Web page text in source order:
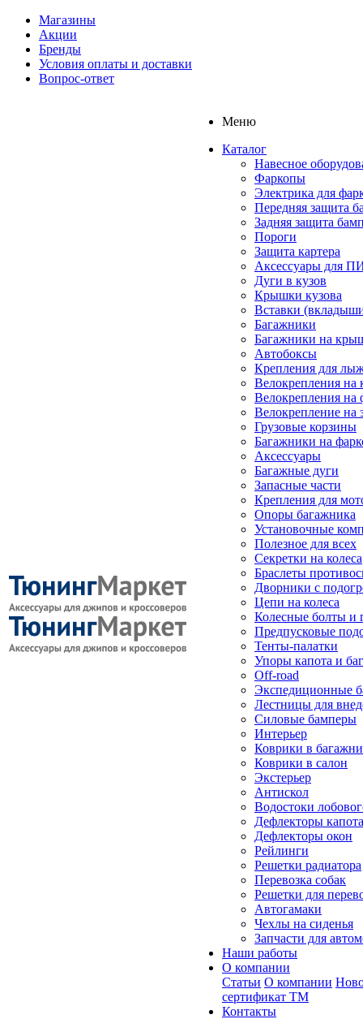
Магазины
Акции
Бренды
Условия оплаты и доставки
Вопрос-ответ
Меню
Каталог
Навесное
Фаркопы
Электрика для
Передняя защита
Задняя защита
Пороги
Защита картера
Аксессуары для
Дуги в кузов
Крышки кузова
Вставки
Багажники
Багажники на
Автобоксы
Крепления для
Велокрепления
Велокрепления на
Велокрепление на
Грузовые корзины
Багажники на
Аксессуары
Багажные дуги
Запасные части
Крепления для
Опоры багажника
Установочные
Полезное для всех
Секретки на колеса
Браслеты
Дворники с
Цепи на колеса
Колесные болты и
Предпусковые
Тенты-палатки
Упоры капота и
Off-road
Экспедиционные
Лестницы для
Силовые бамперы
Интерьер
Коврики в
Коврики в салон
Экстерьер
Антискол
Водостоки
Дефлекторы капота
Дефлекторы окон
Рейлинги
Решетки радиатора
Перевозка собак
Решетки для
Автогамаки
Чехлы на сиденья
Запчасти для
Наши работы
О компании
Статьи О компании
сертификат ТМ
Контакты